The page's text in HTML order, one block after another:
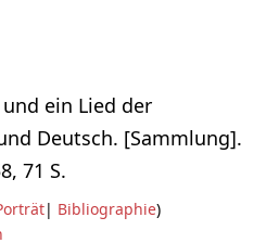
ein Lied der
Deutsch. [Sammlung].
71 S.
| Bibliographie)